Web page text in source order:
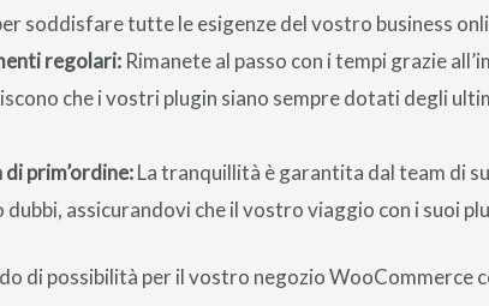
soddisfare tutte le esigenze del vostro business
regolari: Rimanete al passo con i tempi grazie
che i vostri plugin siano sempre dotati degli
prim’ordine:La tranquillità è garantita dal team di
dubbi, assicurandovi che il vostro viaggio con i suoi
di possibilità per il vostro negozio WooCommerce